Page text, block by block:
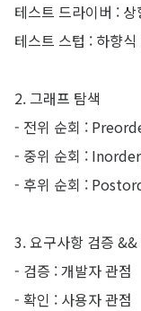
테스트 드라이버 :
테스트 스텁 : 하향
2. 그래프 탐색
- 전위 순회 :
- 중위 순회 :
- 후위 순회 :
3. 요구사항 검증 &&
- 검증 : 개발자 관점
- 확인 : 사용자 관점